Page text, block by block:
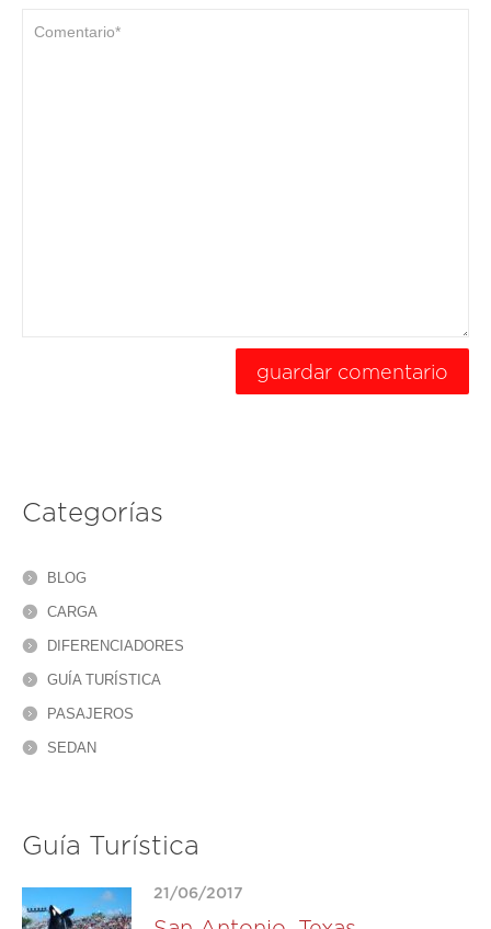
Categorías
BLOG
CARGA
DIFERENCIADORES
GUÍA TURÍSTICA
PASAJEROS
SEDAN
Guía Turística
21/06/2017